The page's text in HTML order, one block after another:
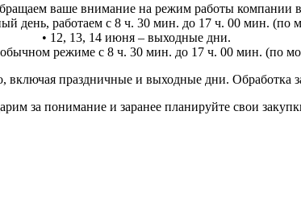
ваше внимание на режим работы компании
день, работаем с 8 ч. 30 мин. до 17 ч. 00 мин. (по
• 12, 13, 14 июня – выходные дни.
режиме с 8 ч. 30 мин. до 17 ч. 00 мин. (по
включая праздничные и выходные дни. Обработка
за понимание и заранее планируйте свои